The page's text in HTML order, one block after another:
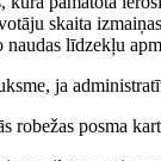
skaita
naudas līdzekļu
ja
robežas posma